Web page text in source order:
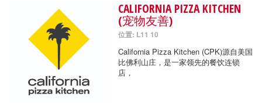
CALIFORNIA PIZZA KITCHEN
(宠物友善)
位置: L11 10
California Pizza Kitchen (CPK)源自美国
比佛利山庄，是一家领先的餐饮连锁
店，